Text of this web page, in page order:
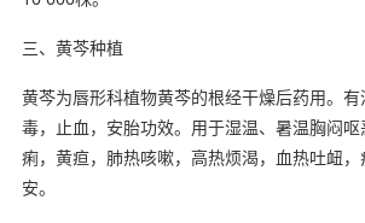
三、黄芩种植
黄芩为唇形科植物黄芩的根经干燥后药用。
毒，止血，安胎功效。用于湿温、暑温胸闷
痢，黄疸，肺热咳嗽，高热烦渴，血热吐衄
安。